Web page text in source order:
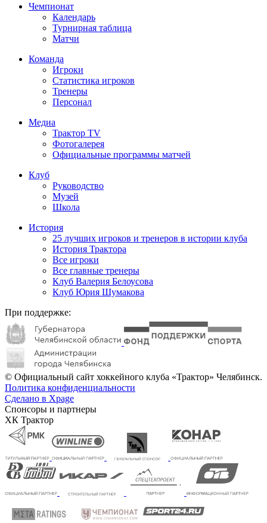
Чемпионат
Календарь
Турнирная таблица
Матчи
Команда
Игроки
Статистика игроков
Тренеры
Персонал
Медиа
Трактор TV
Фотогалерея
Официальные программы матчей
Клуб
Руководство
Музей
Школа
История
25 лучших игроков и тренеров в истории клуба
История Трактора
Все игроки
Все главные тренеры
Клуб Валерия Белоусова
Клуб Юрия Шумакова
При поддержке:
© Официальный сайт хоккейного клуба «Трактор» Челябинск.
Политика конфиденциальности
Сделано в Xpage
Спонсоры и партнеры
ХК Трактор